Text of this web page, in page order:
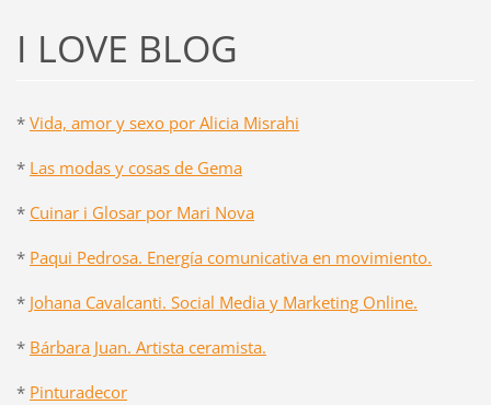
I LOVE BLOG
* Vida, amor y sexo por Alicia Misrahi
* Las modas y cosas de Gema
* Cuinar i Glosar por Mari Nova
* Paqui Pedrosa. Energía comunicativa en movimiento.
* Johana Cavalcanti. Social Media y Marketing Online.
* Bárbara Juan. Artista ceramista.
* Pinturadecor